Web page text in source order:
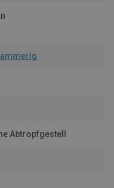
Abtropfgestell